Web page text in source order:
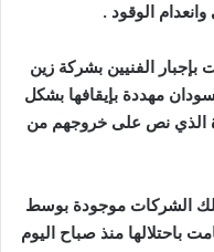
وانعدام الوقود .
الفنيين بشركة زين
مهددة بإيقافها بشكل
الذي نص على خروجهم من
الشركات موجودة بوسط
باحتلالها منذ صباح اليوم